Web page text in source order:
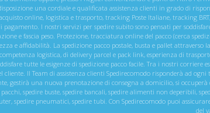
una cordiale e qualificata assistenza clienti in grado di
online, logistica e trasporto, tracking Poste Italiane, tracking
pagamento. I nostri servizi per spedire subito sono pensati per
e fascia peso. Protezione, tracciatura online del pacco (cerca
e affidabilità. La spedizione pacco postale, busta e pallet
logistica, di delivery parcel e pack link, esperienza di
tutte le esigenze di spedizione pacco facile. Tra i nostri
cliente. Il Team di assistenza clienti Spedirecomodo risponderà ad
gestirà una nuova prenotazione di consegna a domicilio, si
spedire buste, spedire bancali, spedire alimenti non deperibili,
spedire pneumatici, spedire tubi. Con Spedirecomodo puoi
del